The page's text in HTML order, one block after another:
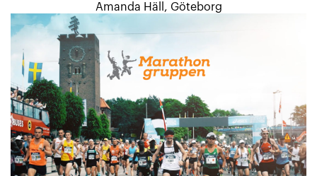
Amanda Häll, Göteborg